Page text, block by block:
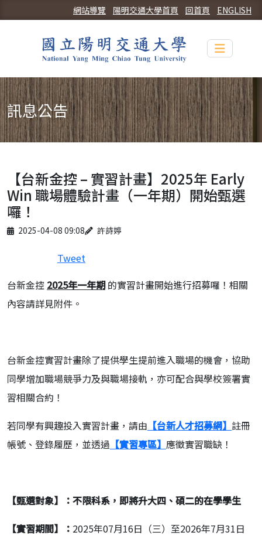
ENGLISH
回首頁
陽明交通大學首頁
網站導覽
Toggle
訊息公告
【台新金控 – 實習計畫】2025年 Early
Win 職場體驗計畫（一年期）開始甄選
囉！
Published on
2025-04-08 09:08
Author 許詩婷
Tweet
台新金控 2025年一年期的實習計畫開始進行招募囉！相關
內容請詳見附件。
台新金控實習計畫除了提供學生提前進入職場的機會，協助
同學增加職場競爭力及與職場接軌，亦可配合與學校簽署實
習相關合約！
若同學有興趣投入實習計畫，請由 【台新人才招募網】 註冊
帳號、登錄履歷，並透過 【實習專區】 應徵實習職缺！
【甄選對象】：不限科系，即將升大四、碩二的在學學生
【實習期間】： 2025年07月16日（三）至2026年7月31日